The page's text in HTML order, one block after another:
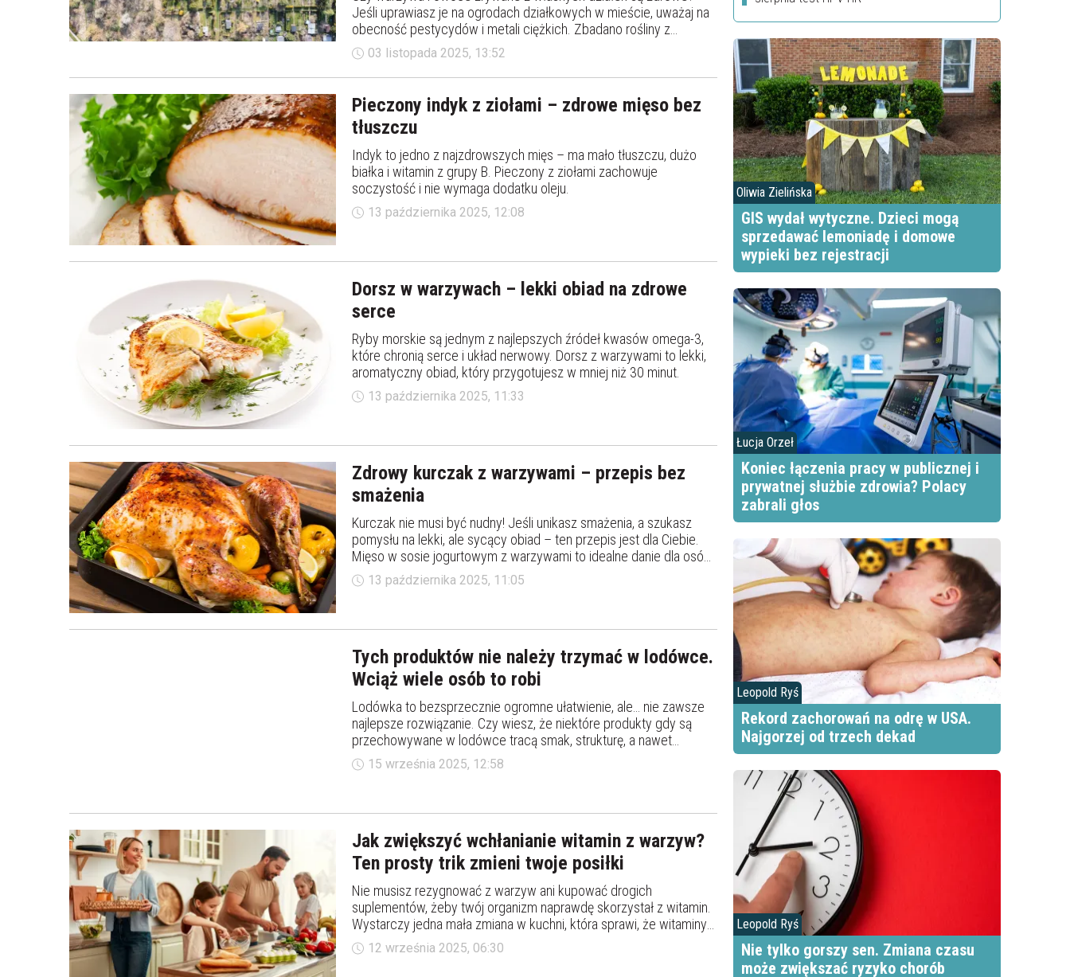
Jeśli uprawiasz je na ogrodach działkowych w mieście, uważaj na
obecność pestycydów i metali ciężkich. Zbadano rośliny z
ogródków działkowych w Warszawie.
03 listopada 2025, 13:52
Pieczony indyk z ziołami – zdrowe mięso bez
tłuszczu
Indyk to jedno z najzdrowszych mięs – ma mało tłuszczu, dużo
białka i witamin z grupy B. Pieczony z ziołami zachowuje
soczystość i nie wymaga dodatku oleju.
13 października 2025, 12:08
Dorsz w warzywach – lekki obiad na zdrowe
serce
Ryby morskie są jednym z najlepszych źródeł kwasów omega-3,
które chronią serce i układ nerwowy. Dorsz z warzywami to lekki,
aromatyczny obiad, który przygotujesz w mniej niż 30 minut.
13 października 2025, 11:33
Zdrowy kurczak z warzywami – przepis bez
smażenia
Kurczak nie musi być nudny! Jeśli unikasz smażenia, a szukasz
pomysłu na lekki, ale sycący obiad – ten przepis jest dla Ciebie.
Mięso w sosie jogurtowym z warzywami to idealne danie dla osób
dbających o sylwetkę.
13 października 2025, 11:05
Tych produktów nie należy trzymać w lodówce.
Wciąż wiele osób to robi
Lodówka to bezsprzecznie ogromne ułatwienie, ale… nie zawsze
najlepsze rozwiązanie. Czy wiesz, że niektóre produkty gdy są
przechowywane w lodówce tracą smak, strukturę, a nawet
szybciej się psują? Których produktów nie należy przechowywać
w lodówce?
15 września 2025, 12:58
Jak zwiększyć wchłanianie witamin z warzyw?
Ten prosty trik zmieni twoje posiłki
Nie musisz rezygnować z warzyw ani kupować drogich
suplementów, żeby twój organizm naprawdę skorzystał z witamin.
Wystarczy jedna mała zmiana w kuchni, która sprawi, że witaminy
staną się łatwiej przyswajalne.
12 września 2025, 06:30
Oliwia Zielińska
GIS wydał wytyczne. Dzieci mogą
sprzedawać lemoniadę i domowe
wypieki bez rejestracji
Łucja Orzeł
Koniec łączenia pracy w publicznej i
prywatnej służbie zdrowia? Polacy
zabrali głos
Leopold Ryś
Rekord zachorowań na odrę w USA.
Najgorzej od trzech dekad
Leopold Ryś
Nie tylko gorszy sen. Zmiana czasu
może zwiększać ryzyko chorób